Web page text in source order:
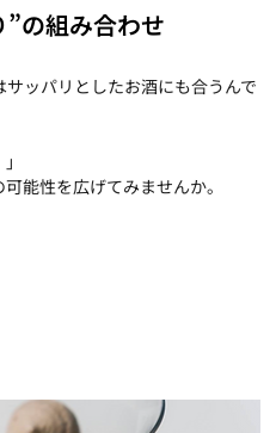
の組み合わせ
ッパリとしたお酒にも合うんで
能性を広げてみませんか。